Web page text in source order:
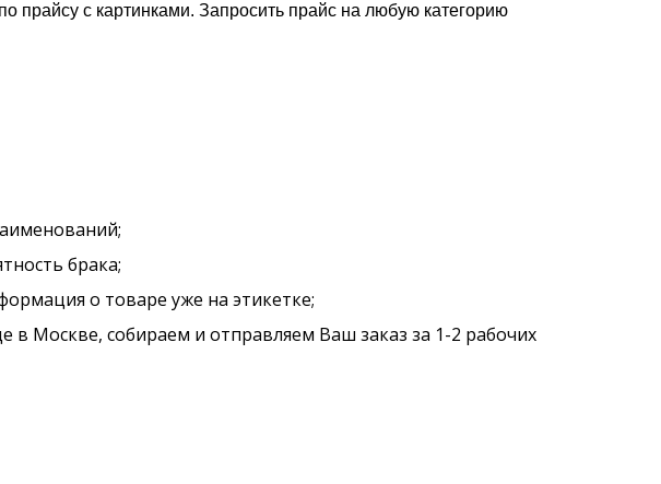
прайсу с картинками. Запросить прайс на любую категорию
брака;
о товаре уже на этикетке;
в Москве, собираем и отправляем Ваш заказ за 1-2 рабочих